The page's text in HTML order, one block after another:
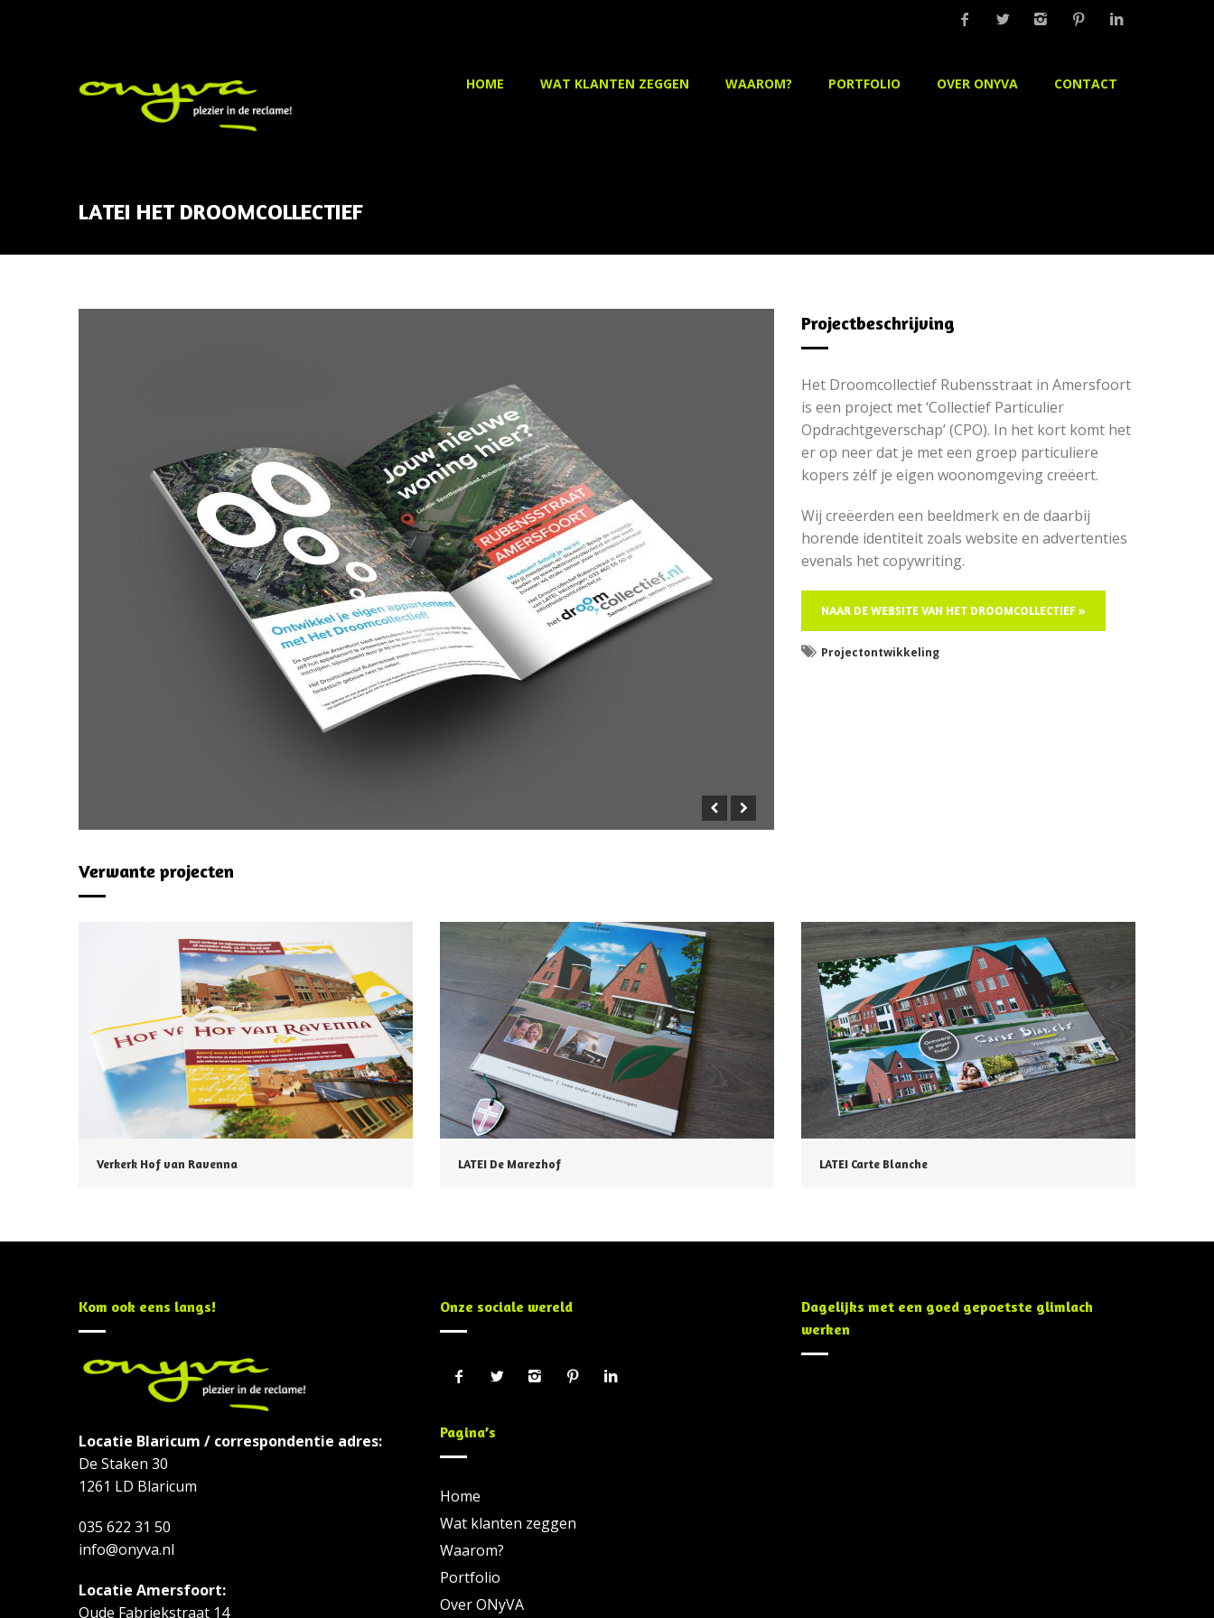
HOME WAT KLANTEN ZEGGEN WAAROM? PORTFOLIO OVER ONYVA CONTACT
LATEI HET DROOMCOLLECTIEF
Projectbeschrijving
Het Droomcollectief Rubensstraat in Amersfoort
is een project met ‘Collectief Particulier
Opdrachtgeverschap’ (CPO). In het kort komt het
er op neer dat je met een groep particuliere
kopers zélf je eigen woonomgeving creëert.
Wij creëerden een beeldmerk en de daarbij
horende identiteit zoals website en advertenties
evenals het copywriting.
NAAR DE WEBSITE VAN HET DROOMCOLLECTIEF »
Projectontwikkeling
Verwante projecten
Verkerk Hof van Ravenna LATEI De Marezhof LATEI Carte Blanche
Kom ook eens langs!
Locatie Blaricum / correspondentie adres:
De Staken 30
1261 LD Blaricum
035 622 31 50
info@onyva.nl
Locatie Amersfoort:
Oude Fabriekstraat 14
Onze sociale wereld
Pagina’s
Home
Wat klanten zeggen
Waarom?
Portfolio
Over ONyVA
Dagelijks met een goed gepoetste glimlach
werken